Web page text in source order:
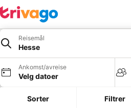
Reisemål
Hesse
Ankomst/avreise
Velg datoer
Sorter Filtrer